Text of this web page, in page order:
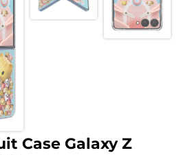
Case Galaxy Z